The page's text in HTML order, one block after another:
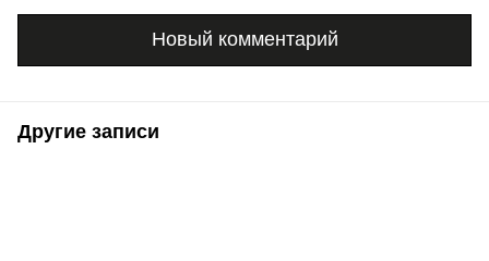
Новый комментарий
Другие записи